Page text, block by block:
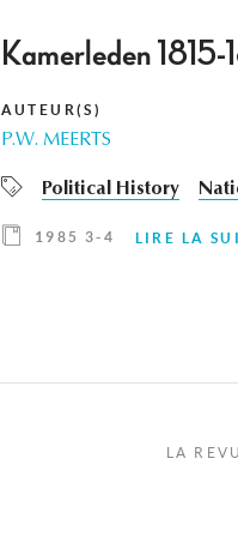
Kamerleden
AUTEUR(S)
P.W. MEERTS
Political History
1985 3-4 LIRE LA
LA